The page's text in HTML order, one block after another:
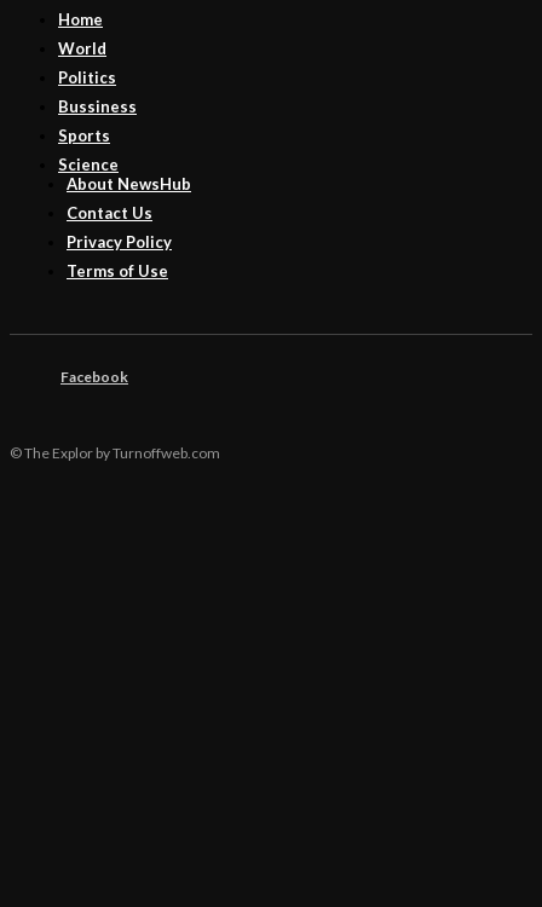
Home
World
Politics
Bussiness
Sports
Science
About NewsHub
Contact Us
Privacy Policy
Terms of Use
Facebook
© The Explor by Turnoffweb.com